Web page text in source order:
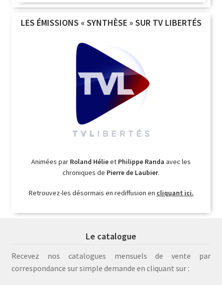
LES ÉMISSIONS « SYNTHÈSE » SUR TV LIBERTÉS
Animées par Roland Hélieet Philippe Randa avec les
chroniques de Pierre de Laubier.
Retrouvez-les désormais en rediffusion en cliquant ici.
Le catalogue
Recevez nos catalogues mensuels de vente par
correspondance sur simple demande en cliquant sur :